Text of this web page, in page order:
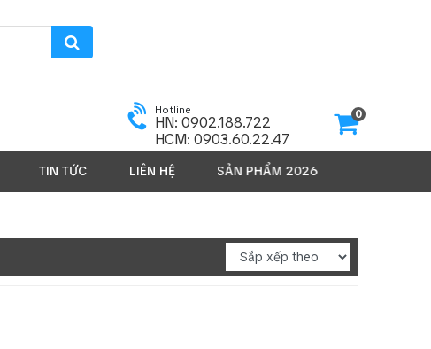
Hotline
HN: 0902.188.722
HCM: 0903.60.22.47
0
TIN TỨC LIÊN HỆ SẢN PHẨM 2026